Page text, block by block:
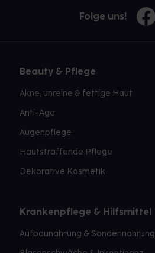
Folge uns!
Beauty & Pflege
Akne, unreine & fettige Haut
Anti-Age
Augenpflege
Hautstraffende Pflege
Dekorative Kosmetik
Krankenpflege & Hilfsmittel
Aufbaunahrung & Sondennahrung